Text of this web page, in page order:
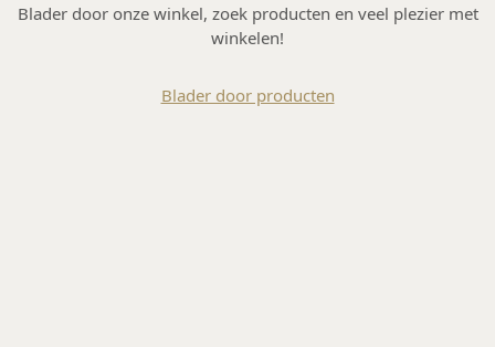
Blader door onze winkel, zoek producten en veel plezier met
winkelen!
Blader door producten